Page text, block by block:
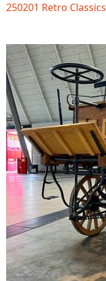
250201 Retro